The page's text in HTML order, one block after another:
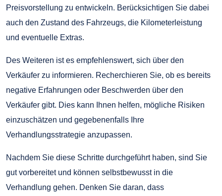
Preisvorstellung zu entwickeln. Berücksichtigen Sie dabei
auch den Zustand des Fahrzeugs, die Kilometerleistung
und eventuelle Extras.
Des Weiteren ist es empfehlenswert, sich über den
Verkäufer zu informieren. Recherchieren Sie, ob es bereits
negative Erfahrungen oder Beschwerden über den
Verkäufer gibt. Dies kann Ihnen helfen, mögliche Risiken
einzuschätzen und gegebenenfalls Ihre
Verhandlungsstrategie anzupassen.
Nachdem Sie diese Schritte durchgeführt haben, sind Sie
gut vorbereitet und können selbstbewusst in die
Verhandlung gehen. Denken Sie daran, dass